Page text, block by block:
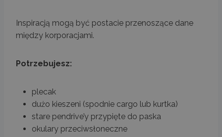
Inspiracją mogą być postacie przenoszące dane
między korporacjami.
Potrzebujesz:
plecak
dużo kieszeni (spodnie cargo lub kurtka)
stare pendrive’y przypięte do paska
okulary przeciwsłoneczne